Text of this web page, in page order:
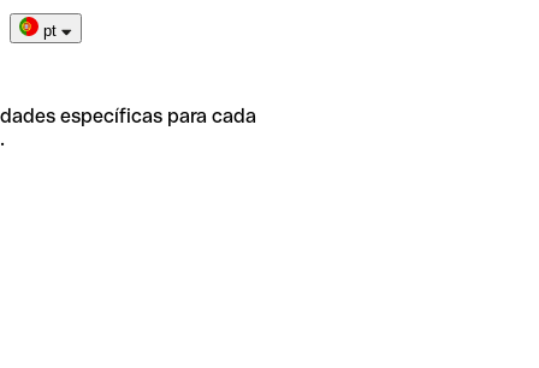
pt
específicas para cada